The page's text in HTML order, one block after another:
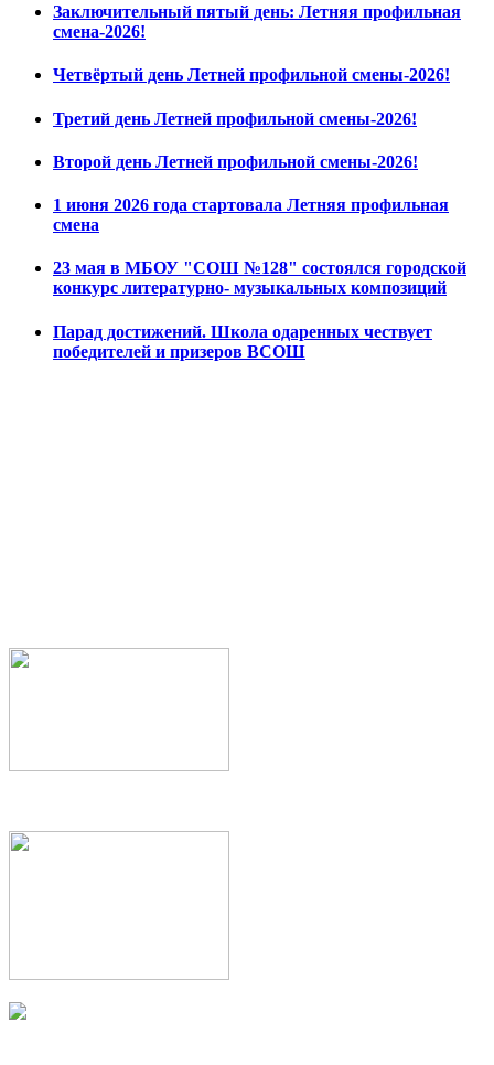
Заключительный пятый день: Летняя профильная
смена-2026!
Четвёртый день Летней профильной смены-2026!
Третий день Летней профильной смены-2026!
Второй день Летней профильной смены-2026!
1 июня 2026 года стартовала Летняя профильная
смена
23 мая в МБОУ "СОШ №128" состоялся городской
конкурс литературно- музыкальных композиций
Парад достижений. Школа одаренных чествует
победителей и призеров ВСОШ